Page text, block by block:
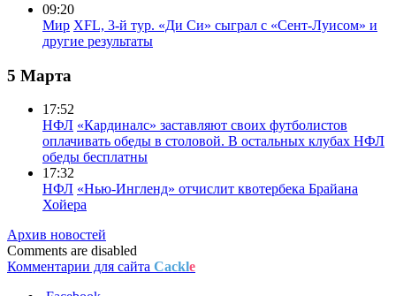
09:20
Мир XFL, 3-й тур. «Ди Си» сыграл с «Сент-Луисом» и
другие результаты
5 Марта
17:52
НФЛ «Кардиналс» заставляют своих футболистов
оплачивать обеды в столовой. В остальных клубах НФЛ
обеды бесплатны
17:32
НФЛ «Нью-Ингленд» отчислит квотербека Брайана
Хойера
Архив новостей
Comments are disabled
Комментарии для сайта Cackle